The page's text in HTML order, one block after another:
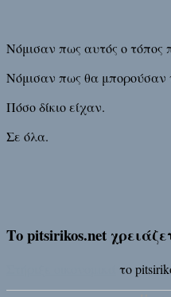
Νόμισαν πως αυτός ο τόπος
Νόμισαν πως θα μπορούσαν
Πόσο δίκιο είχαν.
Σε όλα.
Το pitsirikos.net
το